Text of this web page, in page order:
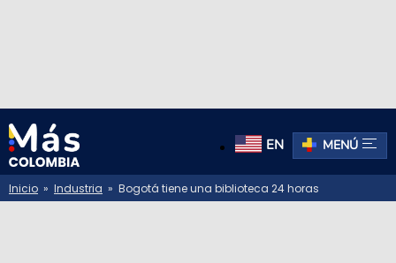
EN MENÚ
Inicio » Industria » Bogotá tiene una biblioteca 24 horas